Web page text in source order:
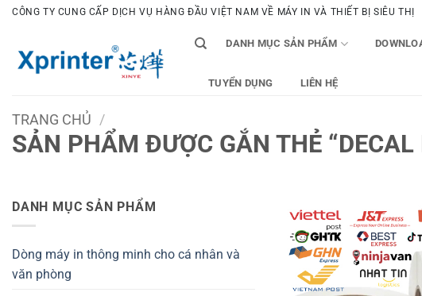
Bỏ
dung
CÔNG TY CUNG CẤP DỊCH VỤ HÀNG ĐẦU VIỆT NAM VỀ MÁY IN VÀ THIẾT BỊ SIÊU THỊ
DANH MỤC SẢN PHẨM
TUYỂN DỤNG LIÊN HỆ
TRANG CHỦ /
SẢN PHẨM ĐƯỢC GẮN THẺ
DANH MỤC SẢN PHẨM
Dòng máy in thông minh cho cá nhân và
văn phòng